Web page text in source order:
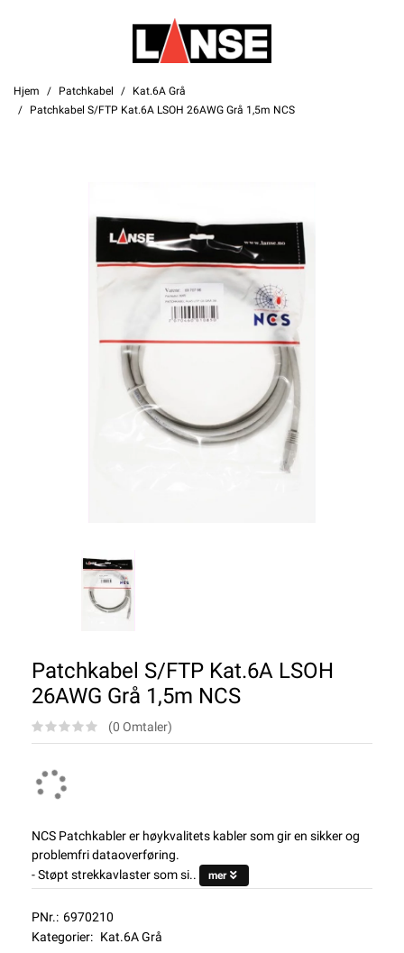
Hjem Patchkabel
Kat.6A Grå
Patchkabel S/FTP Kat.6A LSOH 26AWG Grå 1,5m NCS
Patchkabel S/FTP Kat.6A LSOH
26AWG Grå 1,5m NCS
(0 Omtaler)
NCS Patchkabler er høykvalitets kabler som gir en sikker og
problemfri dataoverføring.
- Støpt strekkavlaster som si..
mer
PNr.: 6970210
Kategorier: Kat.6A Grå